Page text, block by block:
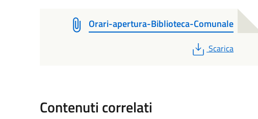
Orari-apertura-Biblioteca-Comunale
PDF
Scarica
Contenuti correlati